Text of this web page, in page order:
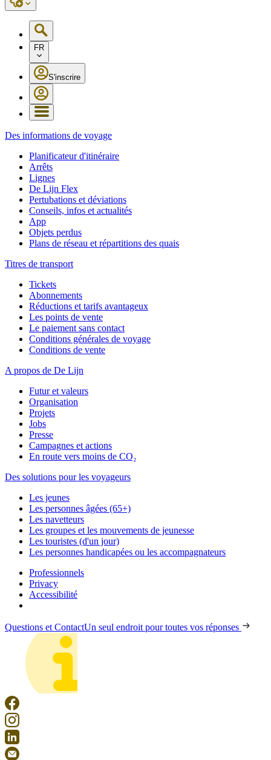
FR
S'inscrire
Des informations de voyage
Planificateur d'itinéraire
Arrêts
Lignes
De Lijn Flex
Pertubations et déviations
Conseils, infos et actualités
App
Objets perdus
Plans de réseau et répartitions des quais
Titres de transport
Tickets
Abonnements
Réductions et tarifs avantageux
Les points de vente
Le paiement sans contact
Conditions générales de voyage
Conditions de vente
A propos de De Lijn
Futur et valeurs
Organisation
Projets
Jobs
Presse
Campagnes et actions
En route vers moins de CO₂
Des solutions pour les voyageurs
Les jeunes
Les personnes âgées (65+)
Les navetteurs
Les groupes et les mouvements de jeunesse
Les touristes (d'un jour)
Les personnes handicapées ou les accompagnateurs
Professionnels
Privacy
Accessibilité
Questions et ContactUn seul endroit pour toutes vos réponses